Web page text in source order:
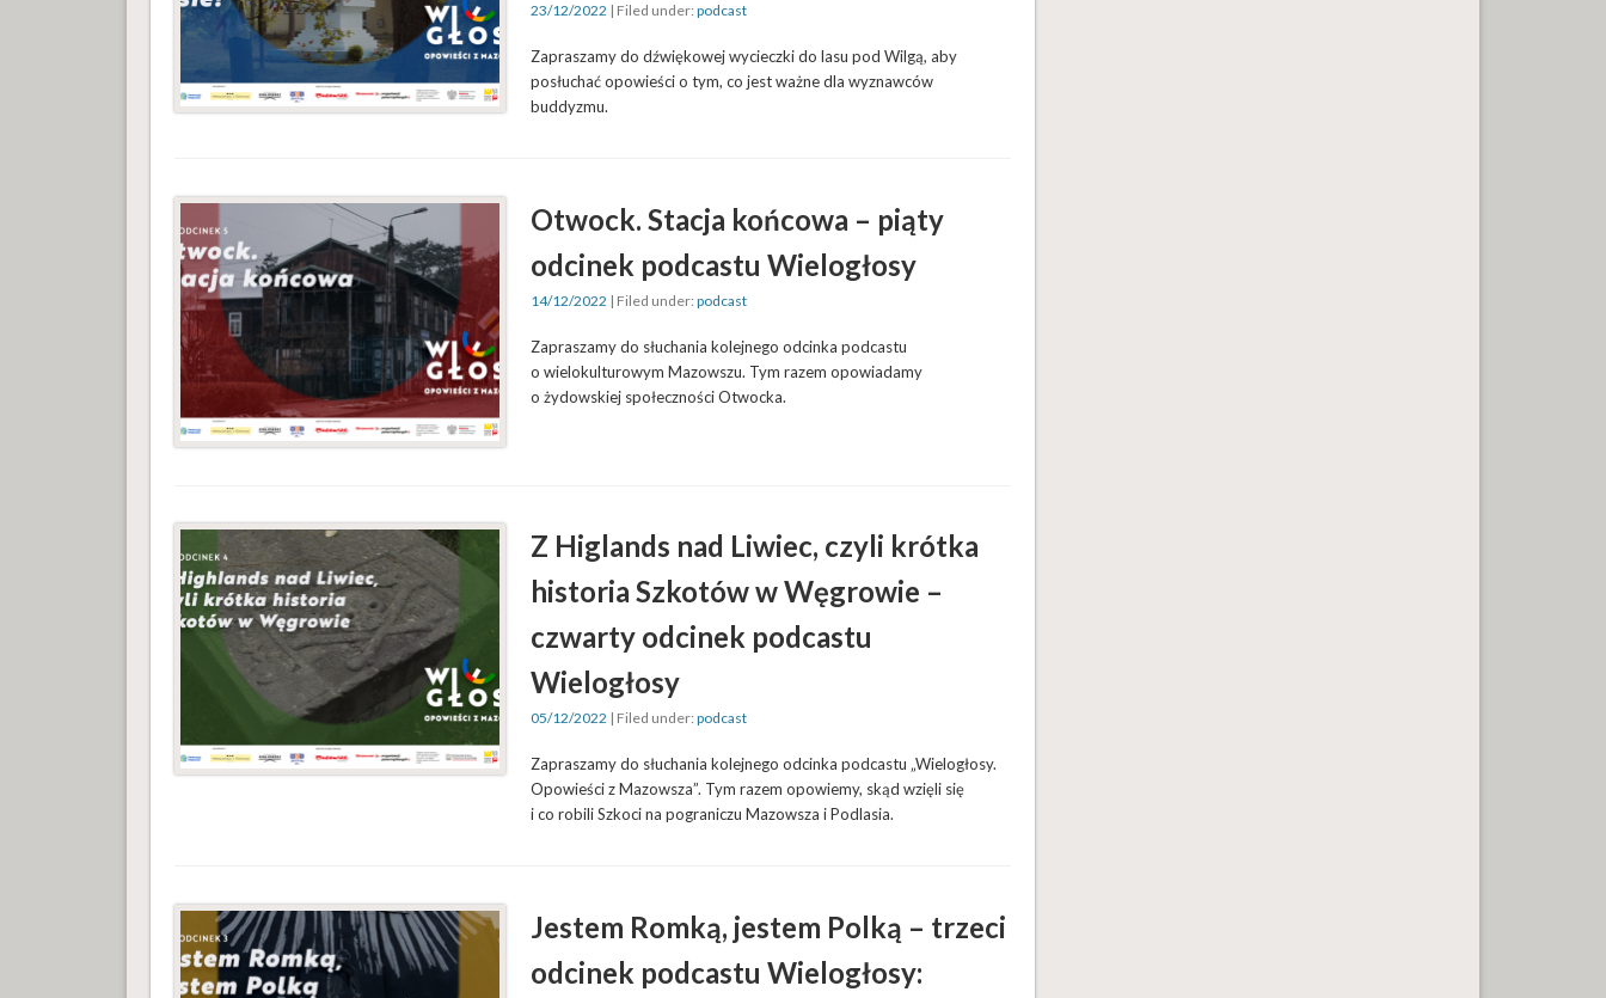
23/12/2022 | Filed under: podcast
Zapraszamy do dźwiękowej wycieczki do lasu pod Wilgą, aby
posłuchać opowieści o tym, co jest ważne dla wyznawców
buddyzmu.
Otwock. Stacja końcowa – piąty
odcinek podcastu Wielogłosy
14/12/2022 | Filed under: podcast
Zapraszamy do słuchania kolejnego odcinka podcastu
o wielokulturowym Mazowszu. Tym razem opowiadamy
o żydowskiej społeczności Otwocka.
Z Higlands nad Liwiec, czyli krótka
historia Szkotów w Węgrowie –
czwarty odcinek podcastu
Wielogłosy
05/12/2022 | Filed under: podcast
Zapraszamy do słuchania kolejnego odcinka podcastu „Wielogłosy.
Opowieści z Mazowsza”. Tym razem opowiemy, skąd wzięli się
i co robili Szkoci na pograniczu Mazowsza i Podlasia.
Jestem Romką, jestem Polką – trzeci
odcinek podcastu Wielogłosy: